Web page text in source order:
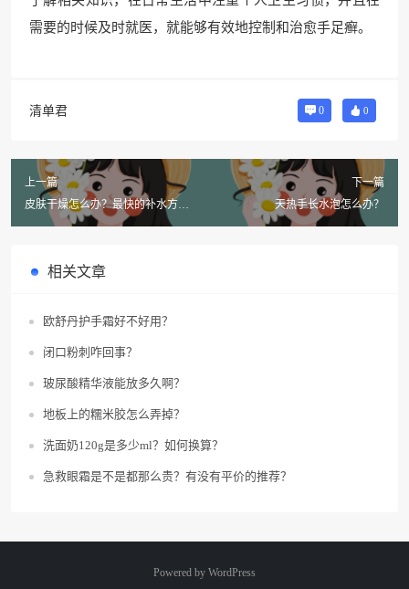
需要的时候及时就医，就能够有效地控制和治愈手足癣。
清单君 0 0
上一篇
皮肤干燥怎么办？最快的补水方法
是什么？
下一篇
天热手长水泡怎么办？
相关文章
欧舒丹护手霜好不好用？
闭口粉刺咋回事？
玻尿酸精华液能放多久啊？
地板上的糯米胶怎么弄掉？
洗面奶120g是多少ml？如何换算？
急救眼霜是不是都那么贵？有没有平价的推荐？
Powered by WordPress